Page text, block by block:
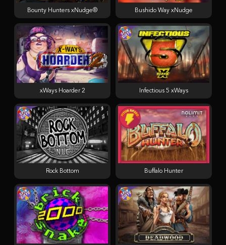
Rock Bottom
xWays Hoarder 2
Bounty Hunters xNudge®
Buffalo Hunter
Infectious 5 xWays
Bushido Way xNudge